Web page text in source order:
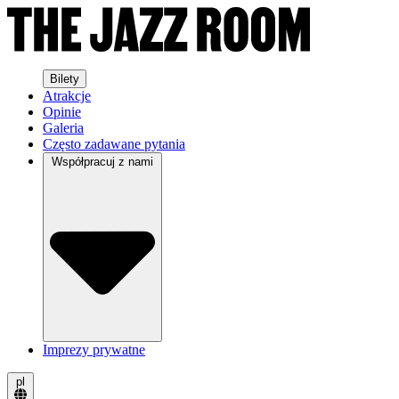
Bilety
Atrakcje
Opinie
Galeria
Często zadawane pytania
Imprezy prywatne
pl